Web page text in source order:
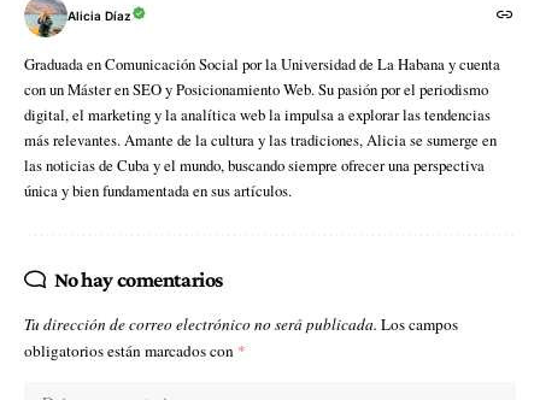
Alicia Díaz
Graduada en Comunicación Social por la Universidad de La Habana y cuenta
con un Máster en SEO y Posicionamiento Web. Su pasión por el periodismo
digital, el marketing y la analítica web la impulsa a explorar las tendencias
más relevantes. Amante de la cultura y las tradiciones, Alicia se sumerge en
las noticias de Cuba y el mundo, buscando siempre ofrecer una perspectiva
única y bien fundamentada en sus artículos.
No hay comentarios
Tu dirección de correo electrónico no será publicada. Los campos
obligatorios están marcados con *